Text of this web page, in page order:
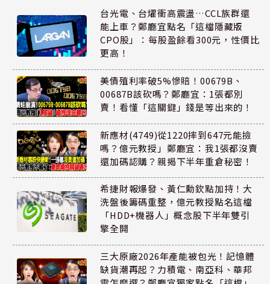
台光電、台燿衝高震盪…CCL族群還
能上車？鄭廳宜點名「這檔隱藏版
CPO股」：每股盈餘看300元，性價比
更高！
美債殖利率破5%慘賠！00679B、
00687B該砍嗎？鄭廳宜：1張都別
賣！看懂「這關鍵」錢是等出來的！
新應材(4749)從1220摔到647元能撿
嗎？億元教授」鄭廳宜：我1張都沒賣
還加碼認購？親揭下半年重倉秘密！
希捷財報爆發、黃仁勳欽點加持！大
洗盤後籌碼重整，億元教授點名這檔
「HDD+機器人」概念股下半年雙引
擎全開
三大原廠2026年產能被包光！記憶體
缺貨潮再起？力積電、南亞科、華邦